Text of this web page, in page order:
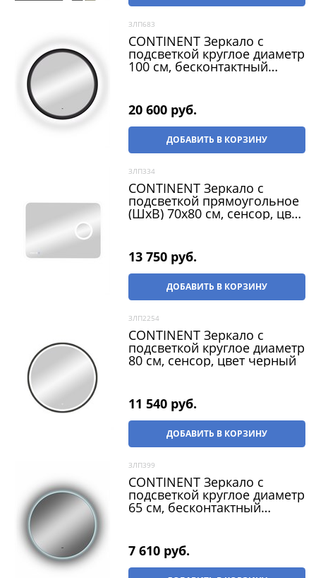
ЗЛП683
CONTINENT Зеркало с
подсветкой круглое диаметр
100 см, бесконтактный
20 600 руб.
ДОБАВИТЬ В КОРЗИНУ
ЗЛП334
CONTINENT Зеркало с
подсветкой прямоугольное
(ШxВ) 70x80 см, сенсор, цвет
13 750 руб.
ДОБАВИТЬ В КОРЗИНУ
ЗЛП2254
CONTINENT Зеркало с
подсветкой круглое диаметр
80 см, сенсор, цвет черный
11 540 руб.
ДОБАВИТЬ В КОРЗИНУ
ЗЛП399
CONTINENT Зеркало с
подсветкой круглое диаметр
65 см, бесконтактный
7 610 руб.